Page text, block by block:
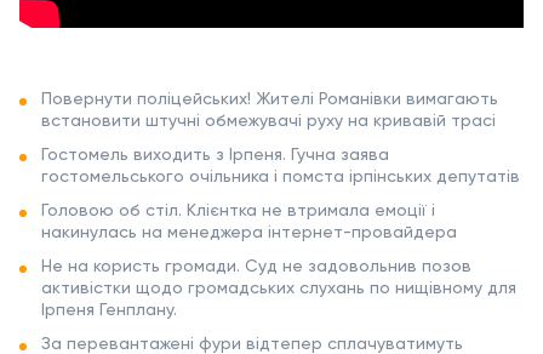
Повернути поліцейських! Жителі Романівки вимагають
встановити штучні обмежувачі руху на кривавій трасі
Гостомель виходить з Ірпеня. Гучна заява
гостомельського очільника і помста ірпінських депутатів
Головою об стіл. Клієнтка не втримала емоції і
накинулась на менеджера інтернет-провайдера
Не на користь громади. Суд не задовольнив позов
активістки щодо громадських слухань по нищівному для
Ірпеня Генплану.
За перевантажені фури відтепер сплачуватимуть